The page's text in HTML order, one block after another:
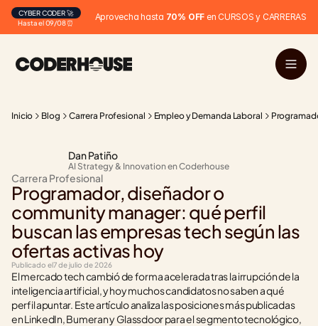
Hasta el 09/08 ⏰
CYBER CODER 🚀 Aprovecha hasta 70% OFF en CURSOS y CARRERAS
Inicio Blog Carrera Profesional Empleo y Demanda Laboral
Dan Patiño
AI Strategy & Innovation en Coderhouse
Carrera Profesional
Programador, diseñador o
community manager: qué perfil
buscan las empresas tech según las
ofertas activas hoy
Publicado el7 de julio de 2026
El mercado tech cambió de forma acelerada tras la irrupción de la
inteligencia artificial, y hoy muchos candidatos no saben a qué
perfil apuntar. Este artículo analiza las posiciones más publicadas
en LinkedIn, Bumeran y Glassdoor para el segmento tecnológico,